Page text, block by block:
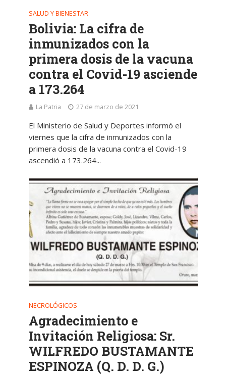
SALUD Y BIENESTAR
Bolivia: La cifra de
inmunizados con la
primera dosis de la vacuna
contra el Covid-19 asciende
a 173.264
La Patria 27 de marzo de 2021
El Ministerio de Salud y Deportes informó el
viernes que la cifra de inmunizados con la
primera dosis de la vacuna contra el Covid-19
ascendió a 173.264...
NECROLÓGICOS
Agradecimiento e
Invitación Religiosa: Sr.
WILFREDO BUSTAMANTE
ESPINOZA (Q. D. D. G.)